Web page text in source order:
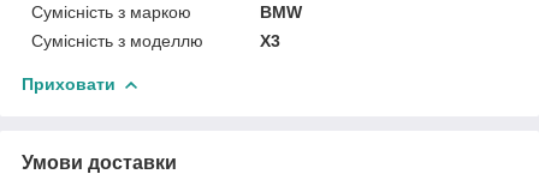
Сумісність з маркою
BMW
Сумісність з моделлю
X3
Приховати
Умови доставки